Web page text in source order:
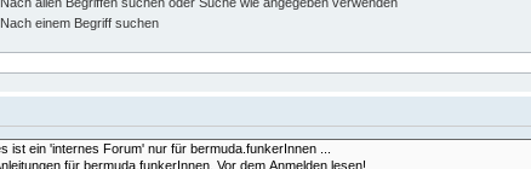
Nach einem Begriff suchen